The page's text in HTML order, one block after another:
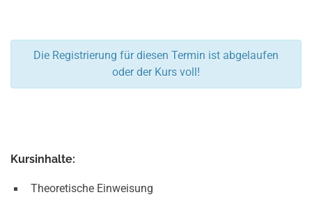
Die Registrierung für diesen Termin ist abgelaufen
oder der Kurs voll!
Kursinhalte:
Theoretische Einweisung